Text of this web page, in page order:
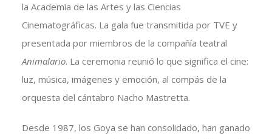
la Academia de las Artes y las Ciencias
Cinematográficas. La gala fue transmitida por TVE y
presentada por miembros de la compañía teatral
Animalario. La ceremonia reunió lo que significa el cine:
luz, música, imágenes y emoción, al compás de la
orquesta del cántabro Nacho Mastretta.
Desde 1987, los Goya se han consolidado, han ganado